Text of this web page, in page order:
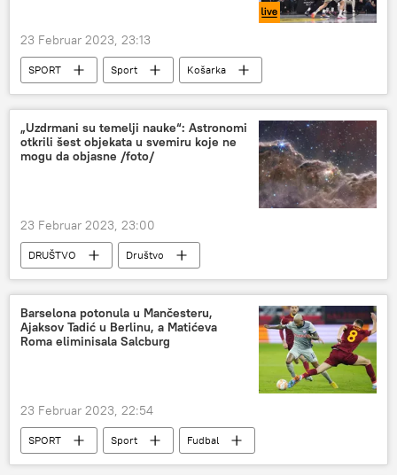
23 Februar 2023, 23:13
SPORT Sport Košarka
„Uzdrmani su temelji nauke“: Astronomi
otkrili šest objekata u svemiru koje ne
mogu da objasne /foto/
23 Februar 2023, 23:00
DRUŠTVO
Društvo
Nauka i tehnologija
astronomija
Magazin
teleskop Svemir
Barselona potonula u Mančesteru,
Ajaksov Tadić u Berlinu, a Matićeva
Roma eliminisala Salcburg
23 Februar 2023, 22:54
SPORT Sport
Fudbal
Liga Evrope
Dušan Tadić